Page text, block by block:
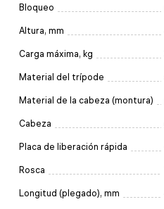
Bloqueo
Altura, mm
Carga máxima, kg
Material del trípode
Material de la cabeza (montura)
Cabeza
Placa de liberación rápida
Rosca
Longitud (plegado), mm